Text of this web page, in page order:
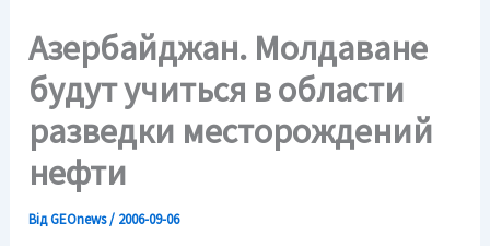
Азербайджан. Молдаване
будут учиться в области
разведки месторождений
нефти
ВідGEOnews/ 2006-09-06